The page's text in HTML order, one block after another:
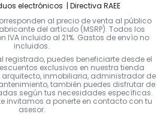
electrónicos
Directiva RAEE
al precio de venta al público
del artículo (MSRP). Todos los
IVA incluido al 21%. Gastos de envío no
incluidos.
registrado, puedes beneficiarte desde el
exclusivos en nuestra tienda
arquitecto, inmobiliaria, administrador de
también puedes disfrutar de
según tus necesidades específicas.
invitamos a ponerte en contacto con tu
asesor.